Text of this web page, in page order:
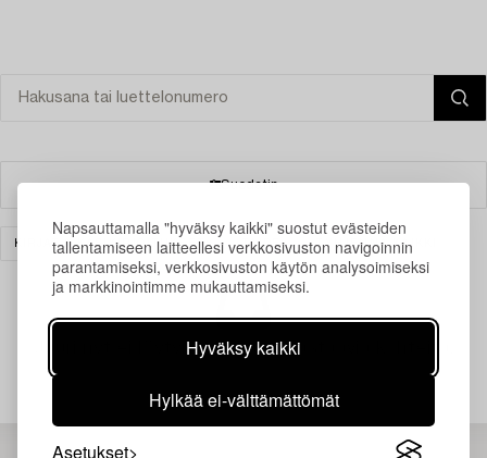
Napsauttamalla "hyväksy kaikki" suostut evästeiden
tallentamiseen laitteellesi verkkosivuston navigoinnin
parantamiseksi, verkkosivuston käytön analysoimiseksi
ja markkinointimme mukauttamiseksi.
Hyväksy kaikki
Hylkää ei-välttämättömät
Asetukset
Suodatin
KIRJAT & KÄSIKIRJOITUKSET TAIDE TYHJENNÄ KAIKKI
Juuri nyt ei löytynyt hakuasi vastaavia kohteita.